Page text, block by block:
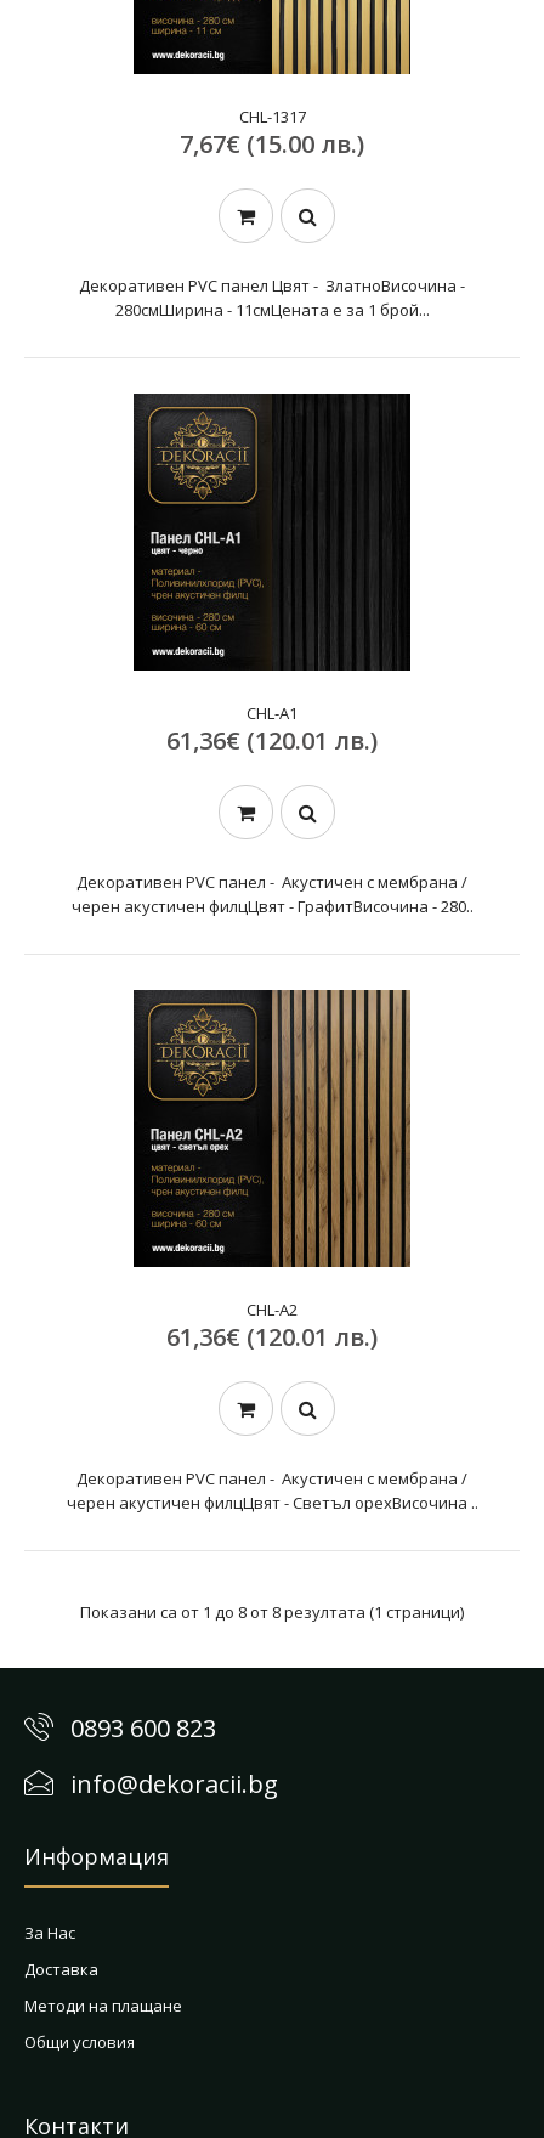
CHL-1317
7,67€ (15.00 лв.)
Декоративен PVC панел Цвят - ЗлатноВисочина -
280смШирина - 11смЦената е за 1 брой...
CHL-A1
61,36€ (120.01 лв.)
Декоративен PVC панел - Акустичен с мембрана /
черен акустичен филцЦвят - ГрафитВисочина - 280..
CHL-A2
61,36€ (120.01 лв.)
Декоративен PVC панел - Акустичен с мембрана /
черен акустичен филцЦвят - Светъл орехВисочина ..
Показани са от 1 до 8 от 8 резултата (1 страници)
0893 600 823
info@dekoracii.bg
Информация
За Нас
Доставка
Методи на плащане
Общи условия
Контакти